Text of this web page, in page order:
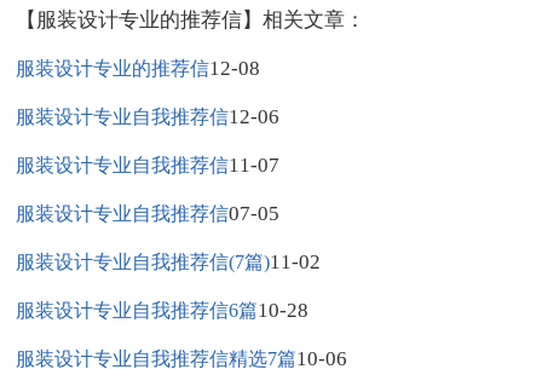
【服装设计专业的推荐信】相关文章：
服装设计专业的推荐信12-08
服装设计专业自我推荐信12-06
服装设计专业自我推荐信11-07
服装设计专业自我推荐信07-05
服装设计专业自我推荐信(7篇)11-02
服装设计专业自我推荐信6篇10-28
服装设计专业自我推荐信精选7篇10-06